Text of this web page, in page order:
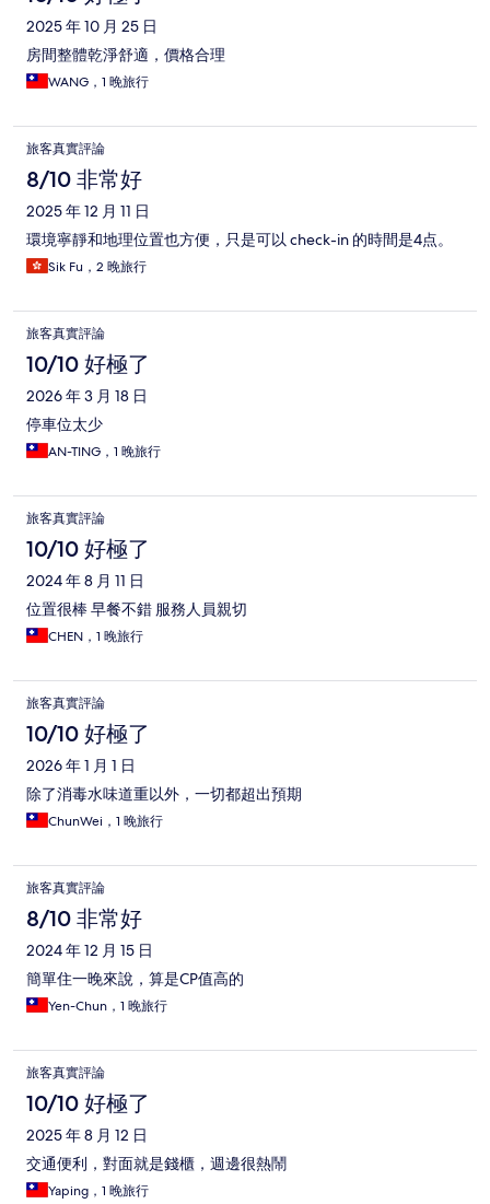
2025 年 10 月 25 日
房間整體乾淨舒適，價格合理
WANG，1 晚旅行
旅客真實評論
8/10 非常好
2025 年 12 月 11 日
環境寧靜和地理位置也方便，只是可以 check-in 的時間是4点。
Sik Fu，2 晚旅行
旅客真實評論
10/10 好極了
2026 年 3 月 18 日
停車位太少
AN-TING，1 晚旅行
旅客真實評論
10/10 好極了
2024 年 8 月 11 日
位置很棒 早餐不錯 服務人員親切
CHEN，1 晚旅行
旅客真實評論
10/10 好極了
2026 年 1 月 1 日
除了消毒水味道重以外，一切都超出預期
ChunWei，1 晚旅行
旅客真實評論
8/10 非常好
2024 年 12 月 15 日
簡單住一晚來說，算是CP值高的
Yen-Chun，1 晚旅行
旅客真實評論
10/10 好極了
2025 年 8 月 12 日
交通便利，對面就是錢櫃，週邊很熱鬧
Yaping，1 晚旅行